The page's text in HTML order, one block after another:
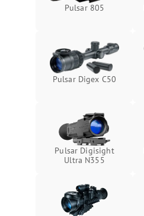
Pulsar 805
Pulsar Digex C50
Pulsar Digisight
Ultra N355